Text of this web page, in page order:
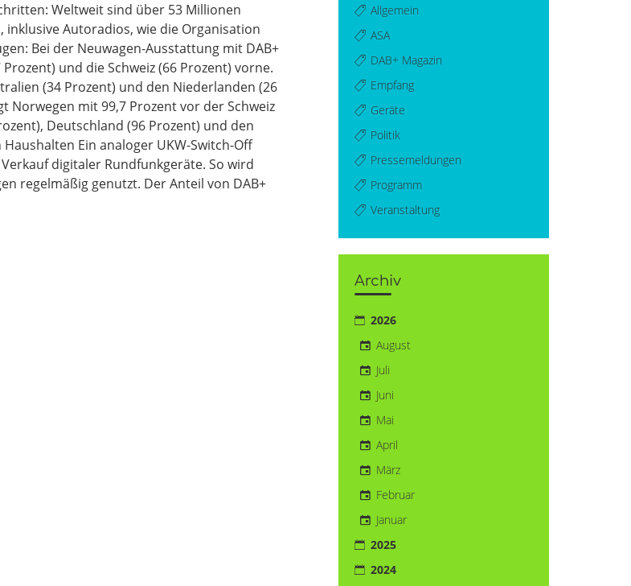
Weltweit sind über 53 Millionen
Autoradios, wie die Organisation
Bei der Neuwagen-Ausstattung mit DAB+
und die Schweiz (66 Prozent) vorne.
(34 Prozent) und den Niederlanden (26
Norwegen mit 99,7 Prozent vor der Schweiz
Deutschland (96 Prozent) und den
Ein analoger UKW-Switch-Off
digitaler Rundfunkgeräte. So wird
regelmäßig genutzt. Der Anteil von DAB+
Allgemein
ASA
DAB+ Magazin
Empfang
Geräte
Politik
Pressemeldungen
Programm
Veranstaltung
Archiv
2026
August
Juli
Juni
Mai
April
März
Februar
Januar
2025
2024